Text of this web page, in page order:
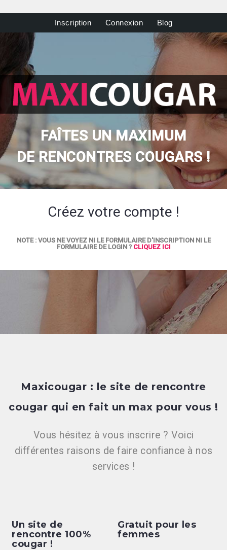
Inscription Connexion Blog
FAÎTES UN MAXIMUM
DE RENCONTRES COUGARS !
Créez votre compte !
NOTE : VOUS NE VOYEZ NI LE FORMULAIRE D'INSCRIPTION NI LE
FORMULAIRE DE LOGIN ? CLIQUEZ ICI
Maxicougar : le site de rencontre
cougar qui en fait un max pour vous !
Vous hésitez à vous inscrire ? Voici
différentes raisons de faire confiance à nos
services !
Un site de
rencontre 100%
cougar !
Gratuit pour les
femmes